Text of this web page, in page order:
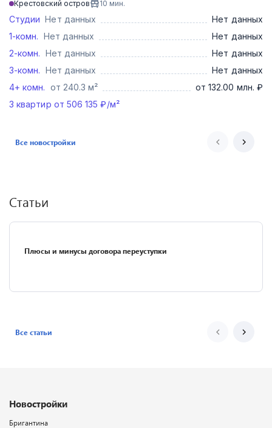
Крестовский остров 10 мин.
Студии Нет данных
Нет данных
1-комн. Нет данных
Нет данных
2-комн. Нет данных
Нет данных
3-комн. Нет данных
Нет данных
4+ комн. от 240.3 м²
от 132.00 млн. ₽
3 квартир от 506 135 ₽/м²
Все новостройки
Статьи
Плюсы и минусы договора переуступки
Все статьи
Новостройки
Бригантина